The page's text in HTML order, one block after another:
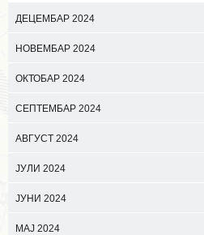
ДЕЦЕМБАР 2024
НОВЕМБАР 2024
ОКТОБАР 2024
СЕПТЕМБАР 2024
АВГУСТ 2024
ЈУЛИ 2024
ЈУНИ 2024
МАЈ 2024